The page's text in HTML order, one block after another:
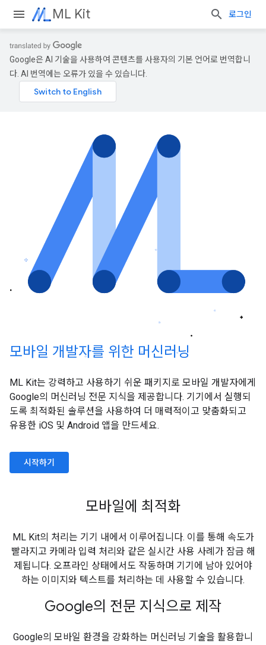
ML Kit 로그인
Google은 AI 기술을 사용하여 콘텐츠를 사용자의 기본 언어로 번역합니
다. AI 번역에는 오류가 있을 수 있습니다.
모바일 개발자를 위한 머신러닝
ML Kit는 강력하고 사용하기 쉬운 패키지로 모바일 개발자에게
Google의 머신러닝 전문 지식을 제공합니다. 기기에서 실행되
도록 최적화된 솔루션을 사용하여 더 매력적이고 맞춤화되고
유용한 iOS 및 Android 앱을 만드세요.
시작하기
모바일에 최적화
ML Kit의 처리는 기기 내에서 이루어집니다. 이를 통해 속도가
빨라지고 카메라 입력 처리와 같은 실시간 사용 사례가 잠금 해
제됩니다. 오프라인 상태에서도 작동하며 기기에 남아 있어야
하는 이미지와 텍스트를 처리하는 데 사용할 수 있습니다.
Google의 전문 지식으로 제작
Google의 모바일 환경을 강화하는 머신러닝 기술을 활용합니